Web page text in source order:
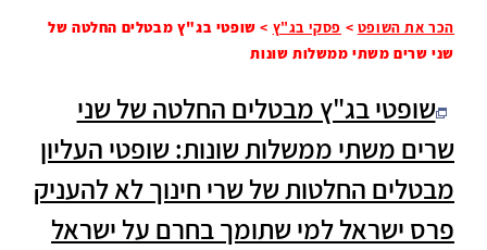
הכר את השופט > פסקי בג"ץ > שופטי בג"ץ מבטלים החלטה של
שני שרים משתי ממשלות שונות
שופטי בג"ץ מבטלים החלטה של שני
שרים משתי ממשלות שונות: שופטי העליון
מבטלים החלטות של שרי חינוך לא להעניק
פרס ישראל למי שתומך בחרם על ישראל